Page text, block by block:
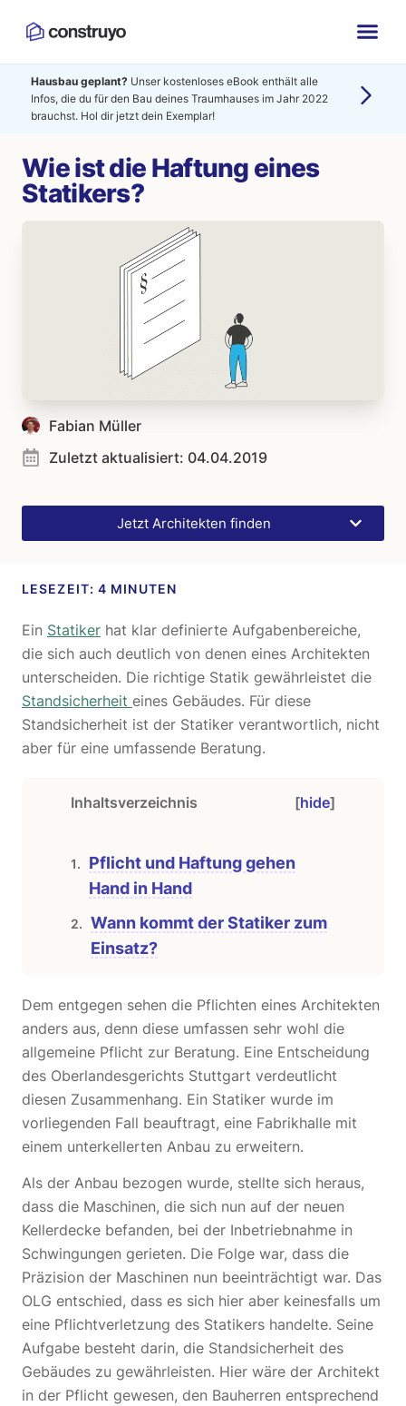
Hausbau geplant? Unser kostenloses eBook enthält alle
Infos, die du für den Bau deines Traumhauses im Jahr 2022
brauchst. Hol dir jetzt dein Exemplar!
Wie ist die Haftung eines
Statikers?
Fabian Müller
Zuletzt aktualisiert: 04.04.2019
Jetzt Architekten finden
Ein Statiker hat klar definierte Aufgabenbereiche,
die sich auch deutlich von denen eines Architekten
unterscheiden. Die richtige Statik gewährleistet die
Standsicherheit eines Gebäudes. Für diese
Standsicherheit ist der Statiker verantwortlich, nicht
aber für eine umfassende Beratung.
Inhaltsverzeichnis [hide]
Pflicht und Haftung gehen
Hand in Hand
Wann kommt der Statiker zum
Einsatz?
Dem entgegen sehen die Pflichten eines Architekten
anders aus, denn diese umfassen sehr wohl die
allgemeine Pflicht zur Beratung. Eine Entscheidung
des Oberlandesgerichts Stuttgart verdeutlicht
diesen Zusammenhang. Ein Statiker wurde im
vorliegenden Fall beauftragt, eine Fabrikhalle mit
einem unterkellerten Anbau zu erweitern.
Als der Anbau bezogen wurde, stellte sich heraus,
dass die Maschinen, die sich nun auf der neuen
Kellerdecke befanden, bei der Inbetriebnahme in
Schwingungen gerieten. Die Folge war, dass die
Präzision der Maschinen nun beeinträchtigt war. Das
OLG entschied, dass es sich hier aber keinesfalls um
eine Pflichtverletzung des Statikers handelte. Seine
Aufgabe besteht darin, die Standsicherheit des
Gebäudes zu gewährleisten. Hier wäre der Architekt
in der Pflicht gewesen, den Bauherren entsprechend